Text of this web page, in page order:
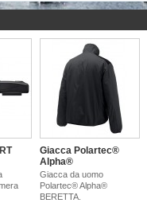
Giacca Polartec®
Alpha®
Giacca da uomo
Polartec® Alpha®
BERETTA.